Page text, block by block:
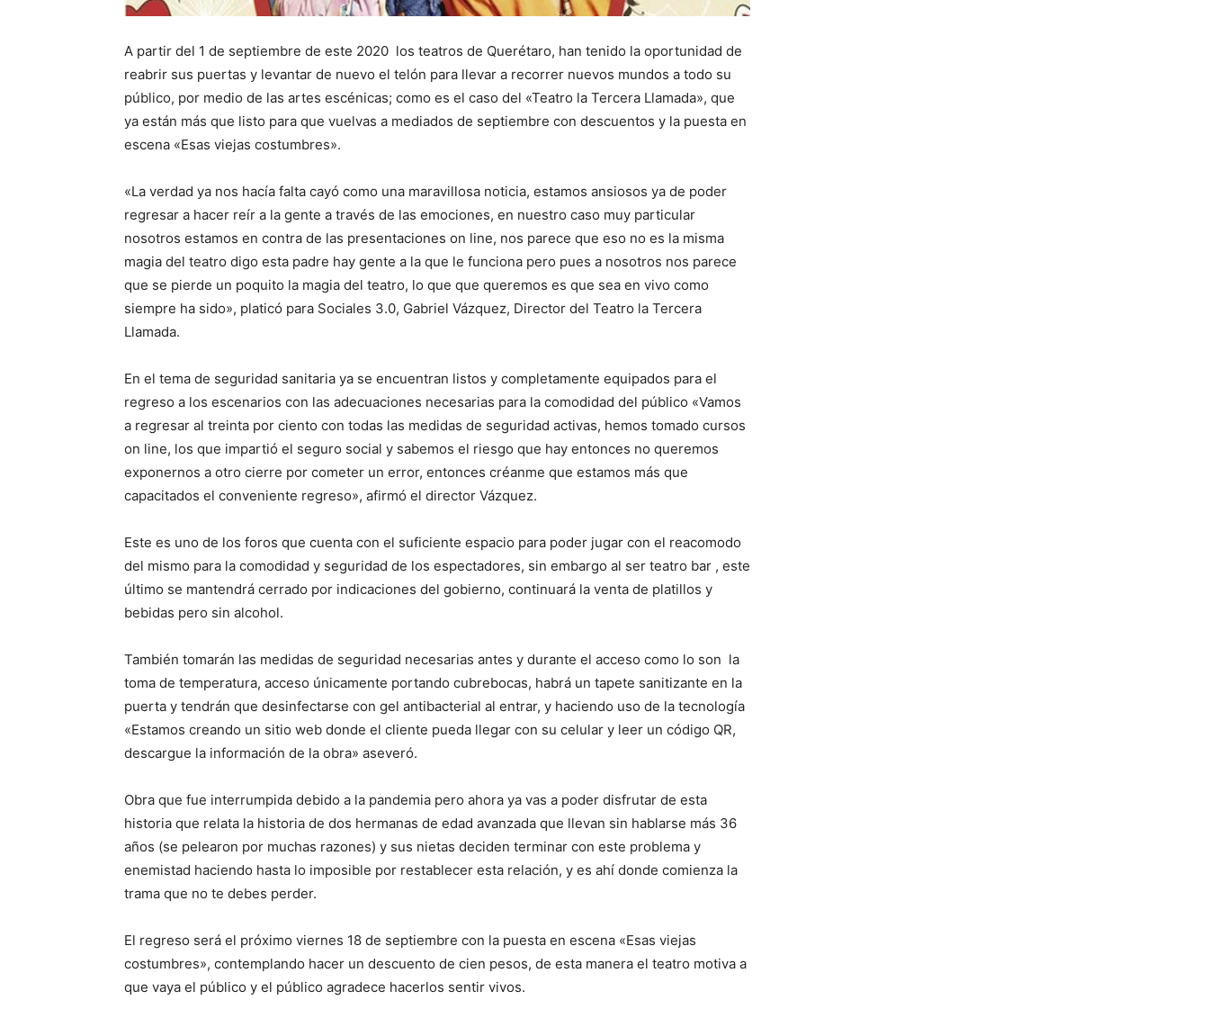
A partir del 1 de septiembre de este 2020 los teatros de Querétaro, han tenido la oportunidad de
reabrir sus puertas y levantar de nuevo el telón para llevar a recorrer nuevos mundos a todo su
público, por medio de las artes escénicas; como es el caso del «Teatro la Tercera Llamada», que
ya están más que listo para que vuelvas a mediados de septiembre con descuentos y la puesta en
escena «Esas viejas costumbres».
«La verdad ya nos hacía falta cayó como una maravillosa noticia, estamos ansiosos ya de poder
regresar a hacer reír a la gente a través de las emociones, en nuestro caso muy particular
nosotros estamos en contra de las presentaciones on line, nos parece que eso no es la misma
magia del teatro digo esta padre hay gente a la que le funciona pero pues a nosotros nos parece
que se pierde un poquito la magia del teatro, lo que que queremos es que sea en vivo como
siempre ha sido», platicó para Sociales 3.0, Gabriel Vázquez, Director del Teatro la Tercera
Llamada.
En el tema de seguridad sanitaria ya se encuentran listos y completamente equipados para el
regreso a los escenarios con las adecuaciones necesarias para la comodidad del público «Vamos
a regresar al treinta por ciento con todas las medidas de seguridad activas, hemos tomado cursos
on line, los que impartió el seguro social y sabemos el riesgo que hay entonces no queremos
exponernos a otro cierre por cometer un error, entonces créanme que estamos más que
capacitados el conveniente regreso», afirmó el director Vázquez.
Este es uno de los foros que cuenta con el suficiente espacio para poder jugar con el reacomodo
del mismo para la comodidad y seguridad de los espectadores, sin embargo al ser teatro bar , este
último se mantendrá cerrado por indicaciones del gobierno, continuará la venta de platillos y
bebidas pero sin alcohol.
También tomarán las medidas de seguridad necesarias antes y durante el acceso como lo son la
toma de temperatura, acceso únicamente portando cubrebocas, habrá un tapete sanitizante en la
puerta y tendrán que desinfectarse con gel antibacterial al entrar, y haciendo uso de la tecnología
«Estamos creando un sitio web donde el cliente pueda llegar con su celular y leer un código QR,
descargue la información de la obra» aseveró.
Obra que fue interrumpida debido a la pandemia pero ahora ya vas a poder disfrutar de esta
historia que relata la historia de dos hermanas de edad avanzada que llevan sin hablarse más 36
años (se pelearon por muchas razones) y sus nietas deciden terminar con este problema y
enemistad haciendo hasta lo imposible por restablecer esta relación, y es ahí donde comienza la
trama que no te debes perder.
El regreso será el próximo viernes 18 de septiembre con la puesta en escena «Esas viejas
costumbres», contemplando hacer un descuento de cien pesos, de esta manera el teatro motiva a
que vaya el público y el público agradece hacerlos sentir vivos.